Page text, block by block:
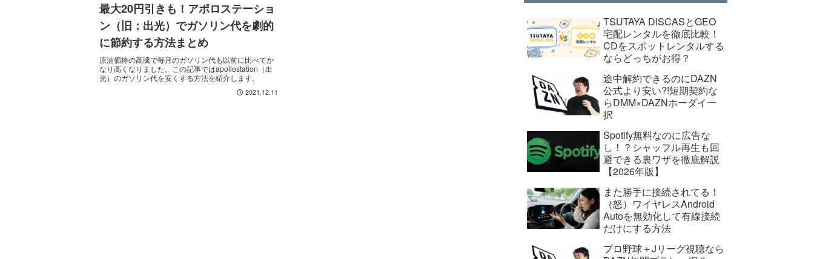
最大20円引きも！アポロステーショ
ン（旧：出光）でガソリン代を劇的
に節約する方法まとめ
原油価格の高騰で毎月のガソリン代も以前に比べてか
なり高くなりました。この記事ではapollostation（出
光）のガソリン代を安くする方法を紹介します。
2021.12.11
TSUTAYA DISCASとGEO
宅配レンタルを徹底比較！
CDをスポットレンタルする
ならどっちがお得？
途中解約できるのにDAZN
公式より安い?!短期契約な
らDMM×DAZNホーダイ一
択
Spotify無料なのに広告な
し！？シャッフル再生も回
避できる裏ワザを徹底解説
【2026年版】
また勝手に接続されてる！
（怒）ワイヤレスAndroid
Autoを無効化して有線接続
だけにする方法
プロ野球＋Jリーグ視聴なら